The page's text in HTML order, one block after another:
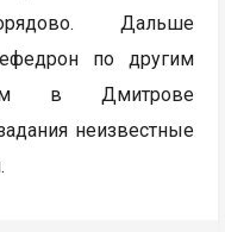
Дальше
по другим
в Дмитрове
неизвестные